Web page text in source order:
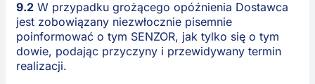
9.2W przypadku grożącego opóźnienia Dostawca
jest zobowiązany niezwłocznie pisemnie
poinformować o tym SENZOR, jak tylko się o tym
dowie, podając przyczyny i przewidywany termin
realizacji.